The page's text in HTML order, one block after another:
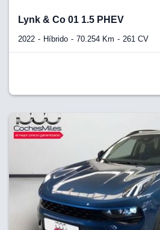
Lynk & Co 01 1.5 PHEV
2022 Híbrido 70.254 Km 261 CV